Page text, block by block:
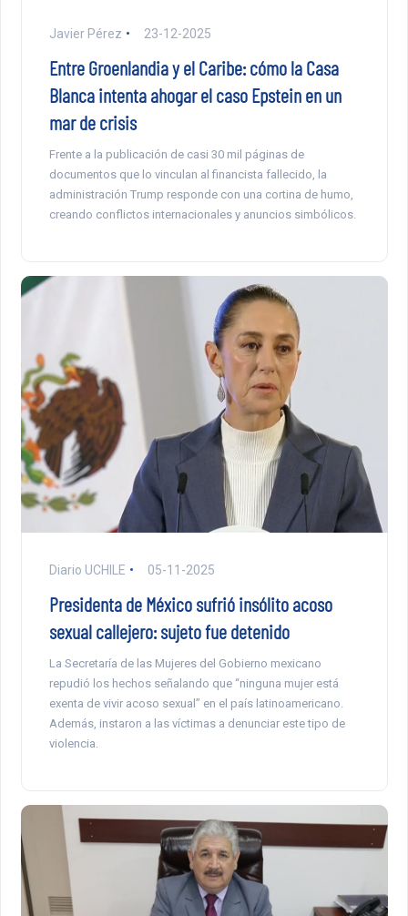
Javier Pérez 23-12-2025
Entre Groenlandia y el Caribe: cómo la Casa
Blanca intenta ahogar el caso Epstein en un
mar de crisis
Frente a la publicación de casi 30 mil páginas de
documentos que lo vinculan al financista fallecido, la
administración Trump responde con una cortina de humo,
creando conflictos internacionales y anuncios simbólicos.
Diario UCHILE 05-11-2025
Presidenta de México sufrió insólito acoso
sexual callejero: sujeto fue detenido
La Secretaría de las Mujeres del Gobierno mexicano
repudió los hechos señalando que “ninguna mujer está
exenta de vivir acoso sexual” en el país latinoamericano.
Además, instaron a las víctimas a denunciar este tipo de
violencia.